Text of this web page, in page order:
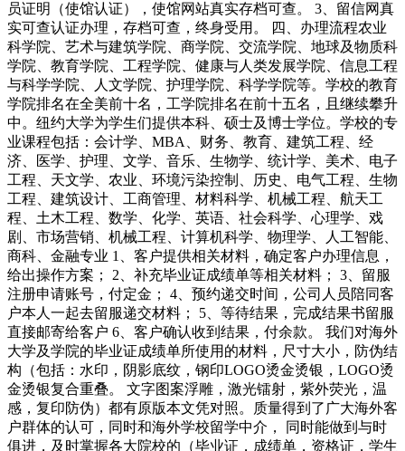
员证明（使馆认证），使馆网站真实存档可查。 3、留信网真
实可查认证办理，存档可查，终身受用。 四、办理流程农业
科学院、艺术与建筑学院、商学院、交流学院、地球及物质科
学院、教育学院、工程学院、健康与人类发展学院、信息工程
与科学学院、人文学院、护理学院、科学学院等。学校的教育
学院排名在全美前十名，工学院排名在前十五名，且继续攀升
中。纽约大学为学生们提供本科、硕士及博士学位。学校的专
业课程包括：会计学、MBA、财务、教育、建筑工程、经
济、医学、护理、文学、音乐、生物学、统计学、美术、电子
工程、天文学、农业、环境污染控制、历史、电气工程、生物
工程、建筑设计、工商管理、材料科学、机械工程、航天工
程、土木工程、数学、化学、英语、社会科学、心理学、戏
剧、市场营销、机械工程、计算机科学、物理学、人工智能、
商科、金融专业 1、客户提供相关材料，确定客户办理信息，
给出操作方案； 2、补充毕业证成绩单等相关材料； 3、留服
注册申请账号，付定金； 4、预约递交时间，公司人员陪同客
户本人一起去留服递交材料； 5、等待结果，完成结果书留服
直接邮寄给客户 6、客户确认收到结果，付余款。 我们对海外
大学及学院的毕业证成绩单所使用的材料，尺寸大小，防伪结
构（包括：水印，阴影底纹，钢印LOGO烫金烫银，LOGO烫
金烫银复合重叠。 文字图案浮雕，激光镭射，紫外荧光，温
感，复印防伪）都有原版本文凭对照。质量得到了广大海外客
户群体的认可，同时和海外学校留学中介， 同时能做到与时
俱进，及时掌握各大院校的（毕业证，成绩单，资格证，学生